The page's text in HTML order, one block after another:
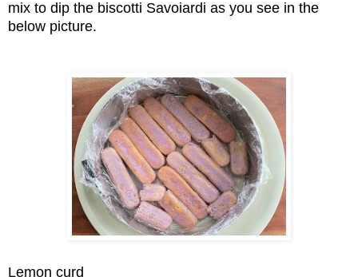
mix to dip the biscotti Savoiardi as you see in the
below picture.
Lemon curd